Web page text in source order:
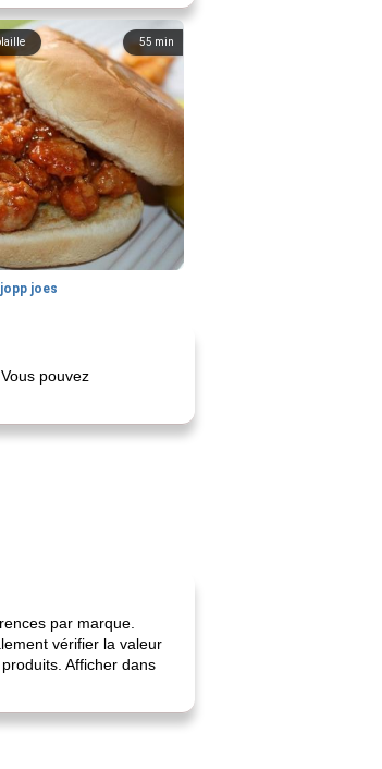
55 min
joes
pouvez
par marque.
vérifier la valeur
Afficher dans